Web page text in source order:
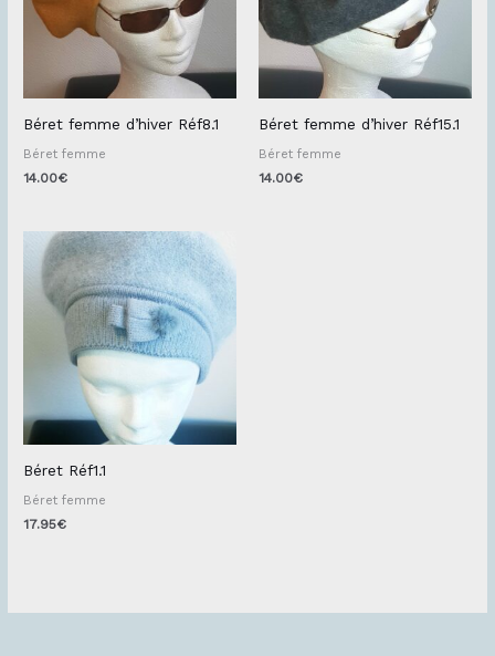
Béret femme d’hiver Réf8.1
Béret femme
14.00€
Béret femme d’hiver Réf15.1
Béret femme
14.00€
Béret Réf1.1
Béret femme
17.95€